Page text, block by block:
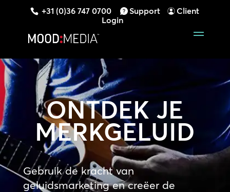
+31 (0)36 747 0700 Support
Client
Login
ONTDEK JE
MERKGELUID
Gebruik de kracht van
geluidsmarketing en creëer de